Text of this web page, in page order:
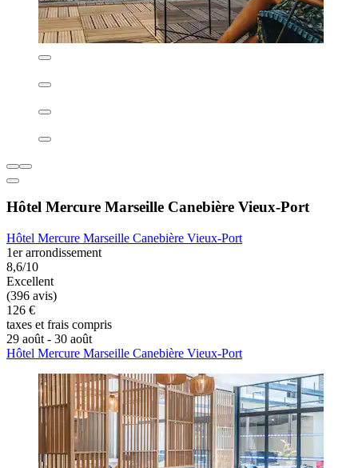
Escale Oceania Marseille Vieux Port
Escale Oceania Marseille Vieux Port
Vieux-Port de Marseille
Excellent
(1 000 avis)